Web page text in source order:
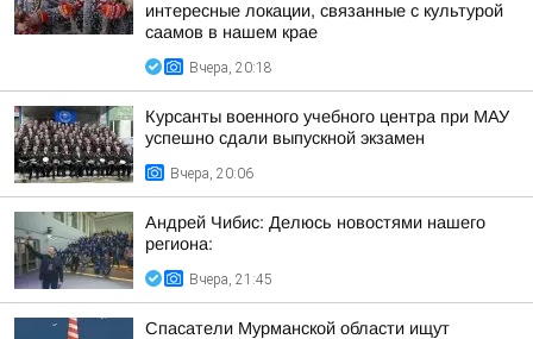
интересные локации, связанные с культурой
саамов в нашем крае
Вчера, 20:18
Курсанты военного учебного центра при МАУ
успешно сдали выпускной экзамен
Вчера, 20:06
Андрей Чибис: Делюсь новостями нашего
региона:
Вчера, 21:45
Спасатели Мурманской области ищут